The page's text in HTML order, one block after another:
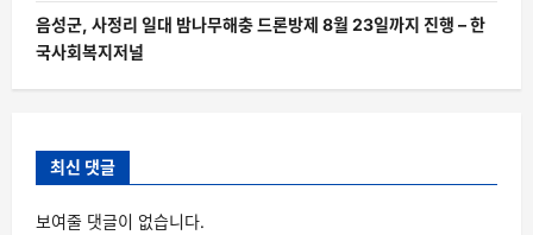
음성군, 사정리 일대 밤나무해충 드론방제 8월 23일까지 진행 – 한
국사회복지저널
최신 댓글
보여줄 댓글이 없습니다.